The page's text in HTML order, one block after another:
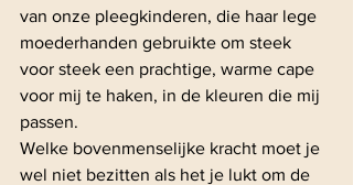
van onze pleegkinderen, die haar lege
moederhanden gebruikte om steek
voor steek een prachtige, warme cape
voor mij te haken, in de kleuren die mij
passen.
Welke bovenmenselijke kracht moet je
wel niet bezitten als het je lukt om de